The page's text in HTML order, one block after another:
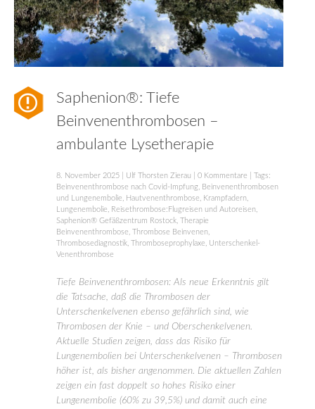
Saphenion®: Tiefe
Beinvenenthrombosen –
ambulante Lysetherapie
8. November 2025 Ulf Thorsten Zierau 0 Kommentare | Tags:
Beinvenenthrombose nach Covid-Impfung
Beinvenenthrombosen
und Lungenembolie
Hautvenenthrombose Krampfadern
Lungenembolie
Reisethrombose:Flugreisen und Autoreisen
Saphenion® Gefäßzentrum Rostock Therapie
Beinvenenthrombose Thrombose Beinvenen
Thrombosediagnostik Thromboseprophylaxe
Unterschenkel-
Venenthrombose
Tiefe Beinvenenthrombosen: Als neue Erkenntnis gilt
die Tatsache, daß die Thrombosen der
Unterschenkelvenen ebenso gefährlich sind, wie
Thrombosen der Knie – und Oberschenkelvenen.
Aktuelle Studien zeigen, dass das Risiko für
Lungenembolien bei Unterschenkelvenen – Thrombosen
höher ist, als bisher angenommen. Die aktuellen Zahlen
zeigen ein fast doppelt so hohes Risiko einer
Lungenembolie (60% zu 39,5%) und damit auch eine